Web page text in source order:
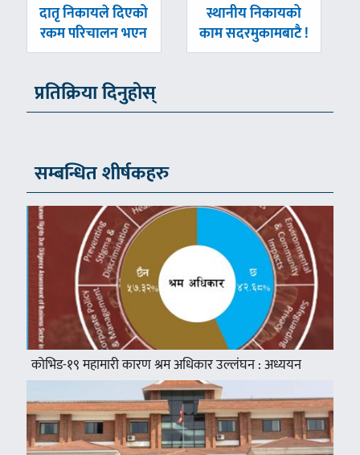
पछिल्लाे
-
दातृ निकायले दिएको
रकम परिचालन भएन
अघिल्लाे
-
स्थानीय निकायको
काम सदरमुकामबाटै !
प्रतिक्रिया दिनुहोस्
सम्बन्धित शीर्षकहरु
कोभिड-१९ महामारी कारण श्रम अधिकार उल्लंघन : अध्ययन